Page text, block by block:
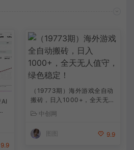
9.9
（19773期）海外游戏全自动
搬砖，日入1000+，全天无人
值守，绿色稳定！
中创网
9.9